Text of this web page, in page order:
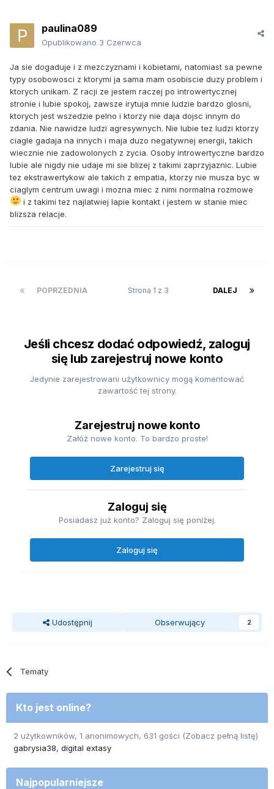
ognia a na randkach z tindera chociażby na jakieś 6-8 lat
używania byłem na kilku randkach zaledwie gdyż każda
związkiem.
A no i chorzy psychiczne to top1.
Często na zleceniach u osób starszych czuję się super
odbierany przez nich a u młodszej klientelii często starają
się unikać
paulina089
Opublikowano 3 Czerwca
Ja sie dogaduje i z mezczyznami i kobietami, natomiast sa pewne
typy osobowosci z ktorymi ja sama mam osobiscie duzy problem i
ktorych unikam. Z racji ze jestem raczej po introwertycznej
stronie i lubie spokoj, zawsze irytuja mnie ludzie bardzo glosni,
ktorych jest wszedzie pelno i ktorzy nie daja dojsc innym do
zdania. Nie nawidze ludzi agresywnych. Nie lubie tez ludzi ktorzy
ciagle gadaja na innych i maja duzo negatywnej energii, takich
wiecznie nie zadowolonych z zycia. Osoby introwertyczne bardzo
lubie ale nigdy nie udaje mi sie blizej z takimi zaprzyjaznic. Lubie
tez ekstrawertykow ale takich z empatia, ktorzy nie musza byc w
ciaglym centrum uwagi i mozna miec z nimi normalna rozmowe
i z takimi tez najlatwiej lapie kontakt i jestem w stanie miec
blizsza relacje.
POPRZEDNIA DALEJ
Strona 1 z 3
Jeśli chcesz dodać odpowiedź, zaloguj
się lub zarejestruj nowe konto
Jedynie zarejestrowani użytkownicy mogą komentować
zawartość tej strony.
Zarejestruj nowe konto
Załóż nowe konto. To bardzo proste!
Zarejestruj się
Zaloguj się
Posiadasz już konto? Zaloguj się poniżej.
Zaloguj się
Udostępnij Obserwujący 2
Tematy
Kto jest online?
2 użytkowników, 1 anonimowych, 631 gości (Zobacz pełną listę)
gabrysia38 digital extasy
Najpopularniejsze